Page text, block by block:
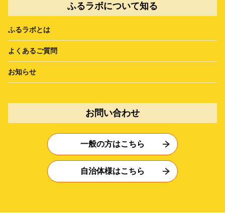
ふるラボについて知る
ふるラボとは
よくあるご質問
お知らせ
お問い合わせ
一般の方はこちら
自治体様はこちら